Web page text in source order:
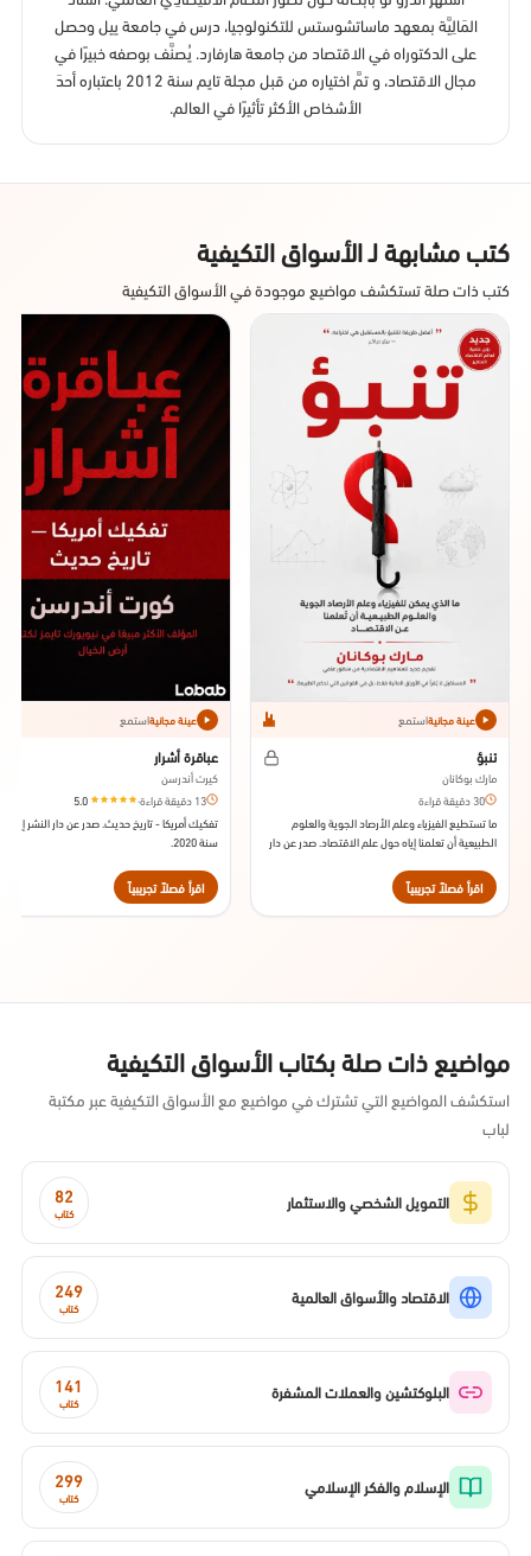
المَالِيَّة بمعهد ماساتشوستس للتكنولوجيا، درس في جامعة ييل وحصل
على الدكتوراه في الاقتصاد من جامعة هارفارد. يُصنَّف بوصفه خبيرًا في
مجال الاقتصاد، و تمَّ اختياره من قبل مجلة تايم سنة 2012 باعتباره أحدَ
الأشخاص الأكثر تأثيرًا في العالم.
كتب مشابهة لـ الأسواق التكيفية
كتب ذات صلة تستكشف مواضيع موجودة في الأسواق التكيفية
عينة مجانيةاستمع
تنبؤ
مارك بوكانان
30 دقيقة قراءة
ما تستطيع الفيزياء وعلم الأرصاد الجوية والعلوم
الطبيعية أن تعلمنا إياه حول علم الاقتصاد. صدر عن دار
اقرأ فصلاً تجريبياً
عينة مجانيةاستمع
عباقرة أشرار
كيرت أندرسن
13 دقيقة قراءة
·
5.0
تفكيك أمريكا - تاريخ حديث. صدر عن دار النشر
سنة 2020.
اقرأ فصلاً تجريبياً
مواضيع ذات صلة بكتاب الأسواق التكيفية
استكشف المواضيع التي تشترك في مواضيع مع الأسواق التكيفية عبر مكتبة
لباب
التمويل الشخصي والاستثمار 82
كتاب
الاقتصاد والأسواق العالمية 249
كتاب
البلوكتشين والعملات المشفرة 141
كتاب
الإسلام والفكر الإسلامي 299
كتاب